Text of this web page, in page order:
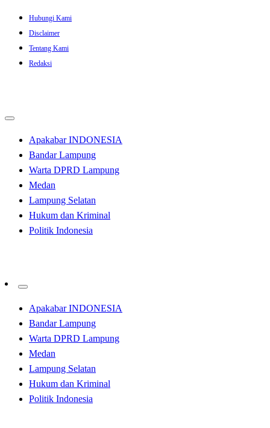
Skip
content
Hubungi Kami
Disclaimer
Tentang Kami
Redaksi
Apakabar INDONESIA
Bandar Lampung
Warta DPRD Lampung
Medan
Lampung Selatan
Hukum dan Kriminal
Politik Indonesia
Apakabar INDONESIA
Bandar Lampung
Warta DPRD Lampung
Medan
Lampung Selatan
Hukum dan Kriminal
Politik Indonesia